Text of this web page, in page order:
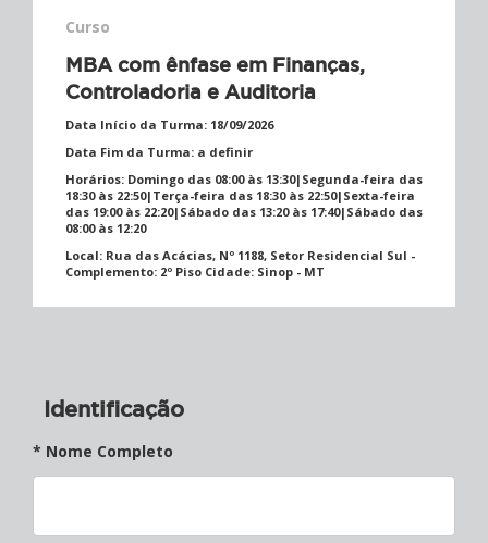
Curso
MBA com ênfase em Finanças,
Controladoria e Auditoria
Data Início da Turma: 18/09/2026
Data Fim da Turma: a definir
Horários: Domingo das 08:00 às 13:30|Segunda-feira das
18:30 às 22:50|Terça-feira das 18:30 às 22:50|Sexta-feira
das 19:00 às 22:20|Sábado das 13:20 às 17:40|Sábado das
08:00 às 12:20
Local: Rua das Acácias, Nº 1188, Setor Residencial Sul -
Complemento: 2º Piso Cidade: Sinop - MT
Identificação
* Nome Completo